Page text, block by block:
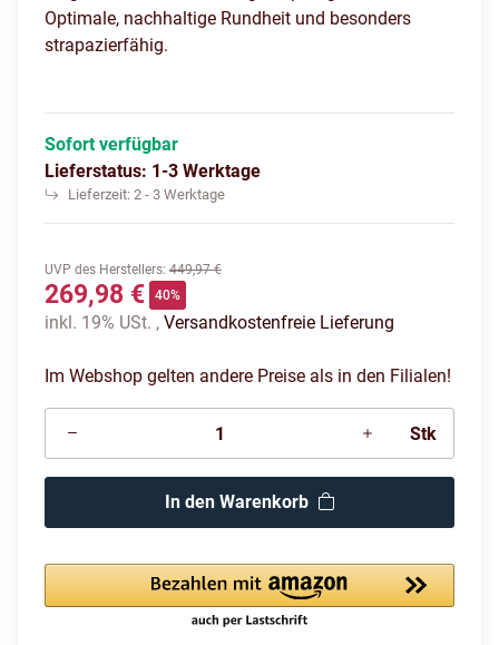
Optimale, nachhaltige Rundheit und besonders
strapazierfähig.
Sofort verfügbar
Lieferstatus: 1-3 Werktage
Lieferzeit: 2 - 3 Werktage
UVP des Herstellers: 449,97 €
269,98 € 40%
inkl. 19% USt. , Versandkostenfreie Lieferung
Im Webshop gelten andere Preise als in den Filialen!
Stk
In den Warenkorb